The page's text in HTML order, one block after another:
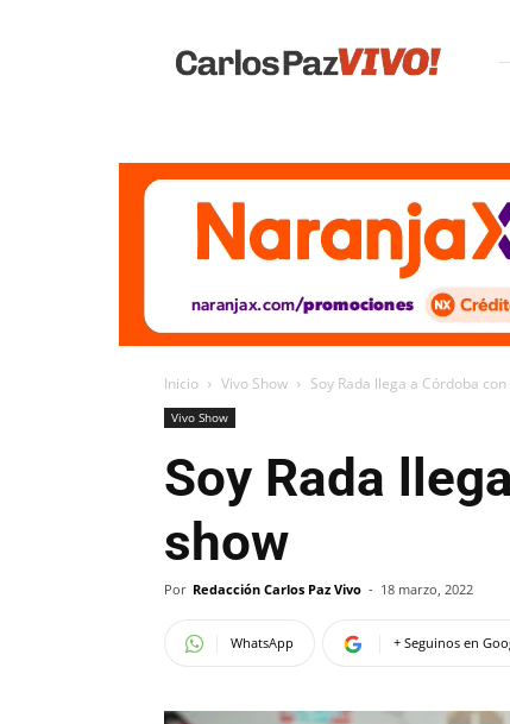
Vivo
Inicio Vivo Show Soy Rada llega a Córdoba
Vivo Show
Soy Rada
show
Por Redacción Carlos Paz Vivo - 18 marzo, 2022
WhatsApp + Seguinos en